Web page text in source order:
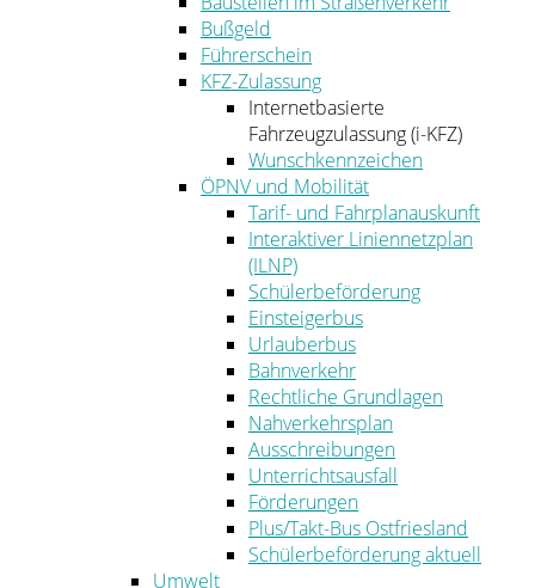
Bußgeld
Führerschein
KFZ-Zulassung
Internetbasierte
Fahrzeugzulassung (i-KFZ)
Wunschkennzeichen
ÖPNV und Mobilität
Tarif- und Fahrplanauskunft
Interaktiver Liniennetzplan
(ILNP)
Schülerbeförderung
Einsteigerbus
Urlauberbus
Bahnverkehr
Rechtliche Grundlagen
Nahverkehrsplan
Ausschreibungen
Unterrichtsausfall
Förderungen
Plus/Takt-Bus Ostfriesland
Schülerbeförderung aktuell
Umwelt